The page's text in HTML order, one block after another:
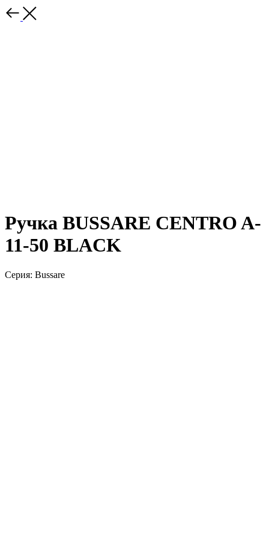
Ручка BUSSARE CENTRO A-
11-50 BLACK
Серия: Bussare